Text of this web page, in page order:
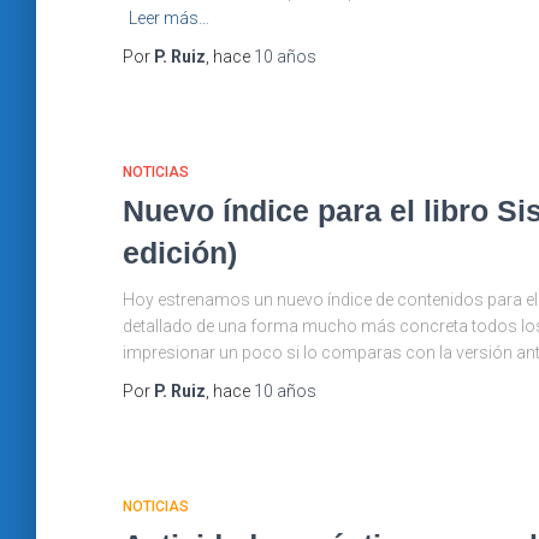
Leer más…
Por P. Ruiz , hace 10 años
NOTICIAS
Nuevo índice para el libro
edición)
Hoy estrenamos un nuevo índice de contenidos para
detallado de una forma mucho más concreta todos
impresionar un poco si lo comparas con la versión
Por P. Ruiz , hace 10 años
NOTICIAS